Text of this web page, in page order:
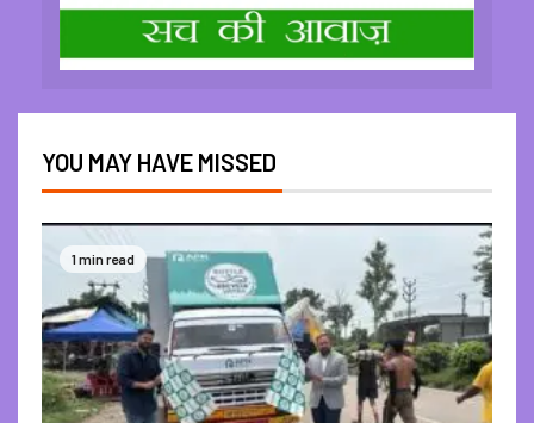
YOU MAY HAVE MISSED
1 min read